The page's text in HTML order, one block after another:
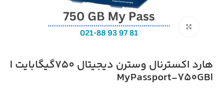
بزرگنمایی تصویر
هارد اکسترنال وسترن دیجیتال 750گیگابایت ا
اMyPassport-750GB